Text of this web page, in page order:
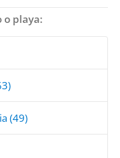
o playa:
(49)